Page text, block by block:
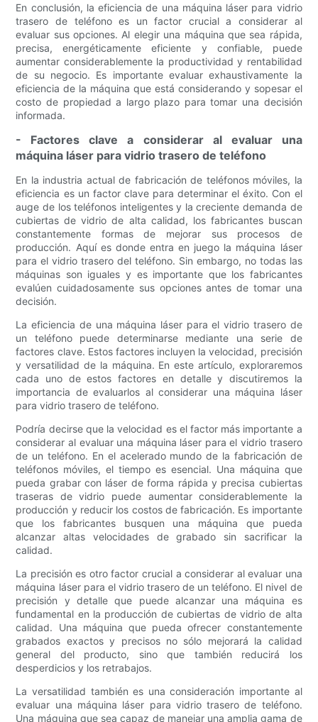
En conclusión, la eficiencia de una máquina láser para vidrio
trasero de teléfono es un factor crucial a considerar al
evaluar sus opciones. Al elegir una máquina que sea rápida,
precisa, energéticamente eficiente y confiable, puede
aumentar considerablemente la productividad y rentabilidad
de su negocio. Es importante evaluar exhaustivamente la
eficiencia de la máquina que está considerando y sopesar el
costo de propiedad a largo plazo para tomar una decisión
informada.
- Factores clave a considerar al evaluar una
máquina láser para vidrio trasero de teléfono
En la industria actual de fabricación de teléfonos móviles, la
eficiencia es un factor clave para determinar el éxito. Con el
auge de los teléfonos inteligentes y la creciente demanda de
cubiertas de vidrio de alta calidad, los fabricantes buscan
constantemente formas de mejorar sus procesos de
producción. Aquí es donde entra en juego la máquina láser
para el vidrio trasero del teléfono. Sin embargo, no todas las
máquinas son iguales y es importante que los fabricantes
evalúen cuidadosamente sus opciones antes de tomar una
decisión.
La eficiencia de una máquina láser para el vidrio trasero de
un teléfono puede determinarse mediante una serie de
factores clave. Estos factores incluyen la velocidad, precisión
y versatilidad de la máquina. En este artículo, exploraremos
cada uno de estos factores en detalle y discutiremos la
importancia de evaluarlos al considerar una máquina láser
para vidrio trasero de teléfono.
Podría decirse que la velocidad es el factor más importante a
considerar al evaluar una máquina láser para el vidrio trasero
de un teléfono. En el acelerado mundo de la fabricación de
teléfonos móviles, el tiempo es esencial. Una máquina que
pueda grabar con láser de forma rápida y precisa cubiertas
traseras de vidrio puede aumentar considerablemente la
producción y reducir los costos de fabricación. Es importante
que los fabricantes busquen una máquina que pueda
alcanzar altas velocidades de grabado sin sacrificar la
calidad.
La precisión es otro factor crucial a considerar al evaluar una
máquina láser para el vidrio trasero de un teléfono. El nivel de
precisión y detalle que puede alcanzar una máquina es
fundamental en la producción de cubiertas de vidrio de alta
calidad. Una máquina que pueda ofrecer constantemente
grabados exactos y precisos no sólo mejorará la calidad
general del producto, sino que también reducirá los
desperdicios y los retrabajos.
La versatilidad también es una consideración importante al
evaluar una máquina láser para vidrio trasero de teléfono.
Una máquina que sea capaz de manejar una amplia gama de